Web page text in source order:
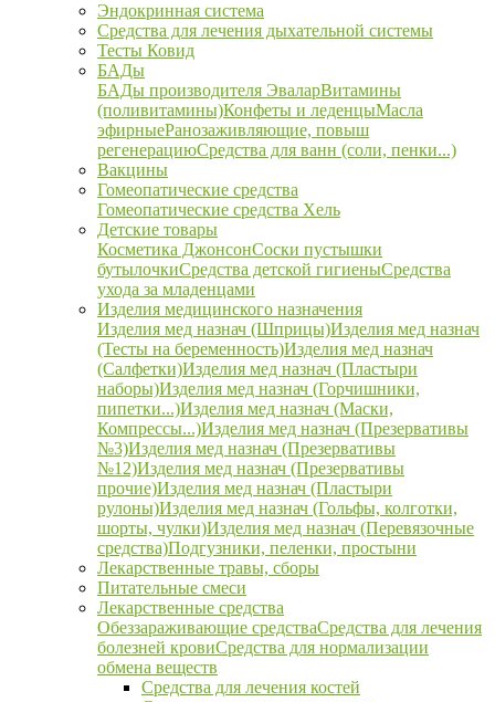
Эндокринная система
Средства для лечения дыхательной системы
Тесты Ковид
БАДы
БАДы производителя ЭваларВитамины
(поливитамины)Конфеты и леденцыМасла
эфирныеРанозаживляющие, повыш
регенерациюСредства для ванн (соли, пенки...)
Вакцины
Гомеопатические средства
Гомеопатические средства Хель
Детские товары
Косметика ДжонсонСоски пустышки
бутылочкиСредства детской гигиеныСредства
ухода за младенцами
Изделия медицинского назначения
Изделия мед назнач (Шприцы)Изделия мед назнач
(Тесты на беременность)Изделия мед назнач
(Салфетки)Изделия мед назнач (Пластыри
наборы)Изделия мед назнач (Горчишники,
пипетки...)Изделия мед назнач (Маски,
Компрессы...)Изделия мед назнач (Презервативы
№3)Изделия мед назнач (Презервативы
№12)Изделия мед назнач (Презервативы
прочие)Изделия мед назнач (Пластыри
рулоны)Изделия мед назнач (Гольфы, колготки,
шорты, чулки)Изделия мед назнач (Перевязочные
средства)Подгузники, пеленки, простыни
Лекарственные травы, сборы
Питательные смеси
Лекарственные средства
Обеззараживающие средстваСредства для лечения
болезней кровиСредства для нормализации
обмена веществ
Средства для лечения костей